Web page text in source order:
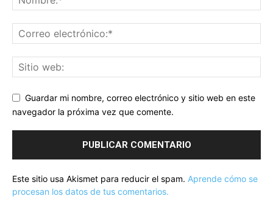
Guardar mi nombre, correo electrónico y sitio web en este
navegador la próxima vez que comente.
Este sitio usa Akismet para reducir el spam. Aprende cómo se
procesan los datos de tus comentarios.